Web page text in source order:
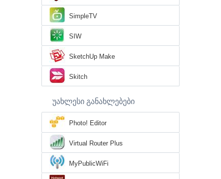
SimpleTV
SIW
SketchUp Make
Skitch
უახლესი განახლებები
Photo! Editor
Virtual Router Plus
MyPublicWiFi